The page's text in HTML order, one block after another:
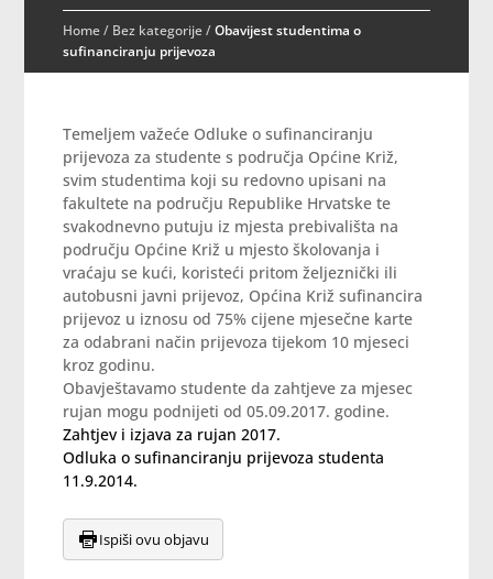
Home/ Bez kategorije/Obavijest studentima o
sufinanciranju prijevoza
Temeljem važeće Odluke o sufinanciranju
prijevoza za studente s područja Općine Križ,
svim studentima koji su redovno upisani na
fakultete na području Republike Hrvatske te
svakodnevno putuju iz mjesta prebivališta na
području Općine Križ u mjesto školovanja i
vraćaju se kući, koristeći pritom željeznički ili
autobusni javni prijevoz, Općina Križ sufinancira
prijevoz u iznosu od 75% cijene mjesečne karte
za odabrani način prijevoza tijekom 10 mjeseci
kroz godinu.
Obavještavamo studente da zahtjeve za mjesec
rujan mogu podnijeti od 05.09.2017. godine.
Zahtjev i izjava za rujan 2017.
Odluka o sufinanciranju prijevoza studenta
11.9.2014.
Ispiši ovu objavu